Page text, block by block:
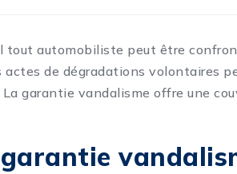
tout automobiliste peut être
actes de dégradations volontaires
Lagarantie vandalisme offre une